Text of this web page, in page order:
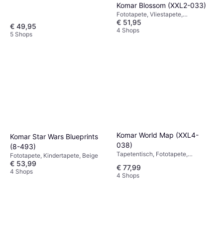
€ 49,95
5 Shops
Komar Blossom (XXL2-033)
Fototapete, Vliestapete,
Papiertapete, Imagine Edition 3,
Gemustert, Blumen
€ 51,95
4 Shops
Komar Star Wars Blueprints
(8-493)
Fototapete, Kindertapete, Beige
€ 53,99
4 Shops
Komar World Map (XXL4-
038)
Tapetentisch, Fototapete,
€ 77,99
4 Shops